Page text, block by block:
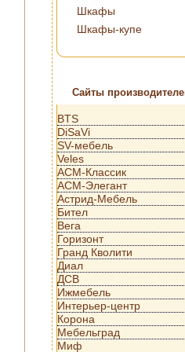
Шкафы
Шкафы-купе
Сайты
BTS
DiSaVi
SV-мебель
Veles
АСМ-Классик
АСМ-Элегант
Астрид-Мебель
Бител
Вега
Горизонт
Гранд Кволити
Диал
ДСВ
Ижмебель
Интерьер-центр
Корона
Мебельград
Миф